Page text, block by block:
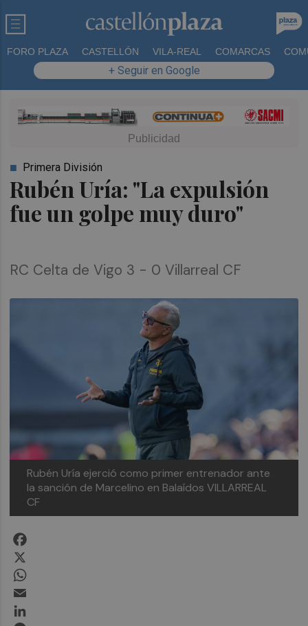
FORO PLAZA CASTELLÓN VILA-REAL COMARCAS
+ Seguir en Google
Rubén Uría: "La expulsión
fue un golpe muy duro"
Primera División
RC Celta de Vigo 3 - 0 Villarreal CF
Rubén Uría ejerció como primer entrenador ante
la sanción de Marcelino en BalaídosVILLARREAL
CF